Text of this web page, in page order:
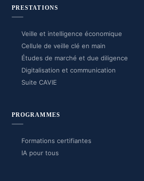
PRESTATIONS
Veille et intelligence économique
Cellule de veille clé en main
Études de marché et due diligence
Digitalisation et communication
Suite CAVIE
PROGRAMMES
Formations certifiantes
IA pour tous